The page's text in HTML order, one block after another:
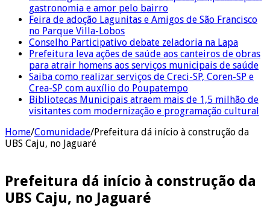
gastronomia e amor pelo bairro
Feira de adoção Lagunitas e Amigos de São Francisco
no Parque Villa-Lobos
Conselho Participativo debate zeladoria na Lapa
Prefeitura leva ações de saúde aos canteiros de obras
para atrair homens aos serviços municipais de saúde
Saiba como realizar serviços de Creci-SP, Coren-SP e
Crea-SP com auxílio do Poupatempo
Bibliotecas Municipais atraem mais de 1,5 milhão de
visitantes com modernização e programação cultural
Home/Comunidade/Prefeitura dá início à construção da
UBS Caju, no Jaguaré
Prefeitura dá início à construção da
UBS Caju, no Jaguaré